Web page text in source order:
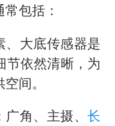
包括：
、大底传感器是
节依然清晰，为
间。
广角、主摄、长